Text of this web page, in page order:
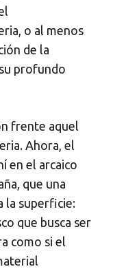
o al menos
de la
profundo
frente aquel
Ahora, el
en el arcaico
que una
la superficie:
que busca ser
como si el